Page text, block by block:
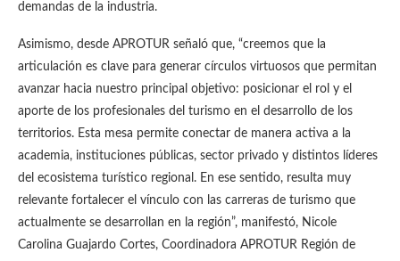
demandas de la industria.
Asimismo, desde APROTUR señaló que, “creemos que la
articulación es clave para generar círculos virtuosos que permitan
avanzar hacia nuestro principal objetivo: posicionar el rol y el
aporte de los profesionales del turismo en el desarrollo de los
territorios. Esta mesa permite conectar de manera activa a la
academia, instituciones públicas, sector privado y distintos líderes
del ecosistema turístico regional. En ese sentido, resulta muy
relevante fortalecer el vínculo con las carreras de turismo que
actualmente se desarrollan en la región”, manifestó, Nicole
Carolina Guajardo Cortes, Coordinadora APROTUR Región de